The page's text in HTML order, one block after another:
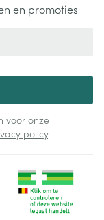
en promoties
voor onze
policy.